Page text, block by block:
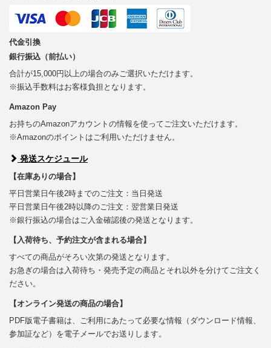
代金引換
銀行振込（前払い）
合計が15,000円以上の場合のみご選択いただけます。
※振込手数料はお客様負担となります。
Amazon Pay
お持ちのAmazonアカウントの情報を使ってご注文いただけます。
※Amazonのポイントはご利用いただけません。
発送スケジュール
【在庫ありの場合】
平日営業日午後2時までのご注文：当日発送
平日営業日午後2時以降のご注文：翌営業日発送
※銀行振込の場合はご入金確認後の発送となります。
【入荷待ち、予約注文が含まれる場合】
すべての商品がそろい次第の発送となります。
お急ぎの場合は入荷待ち・発売予定の商品とそれ以外を分けてご注文く
ださい。
【オンライン発送の商品の場合】
PDF版電子書籍は、ご利用にあたって必要な情報（ダウンロード情報、
参加証など）を電子メールでお送りします。